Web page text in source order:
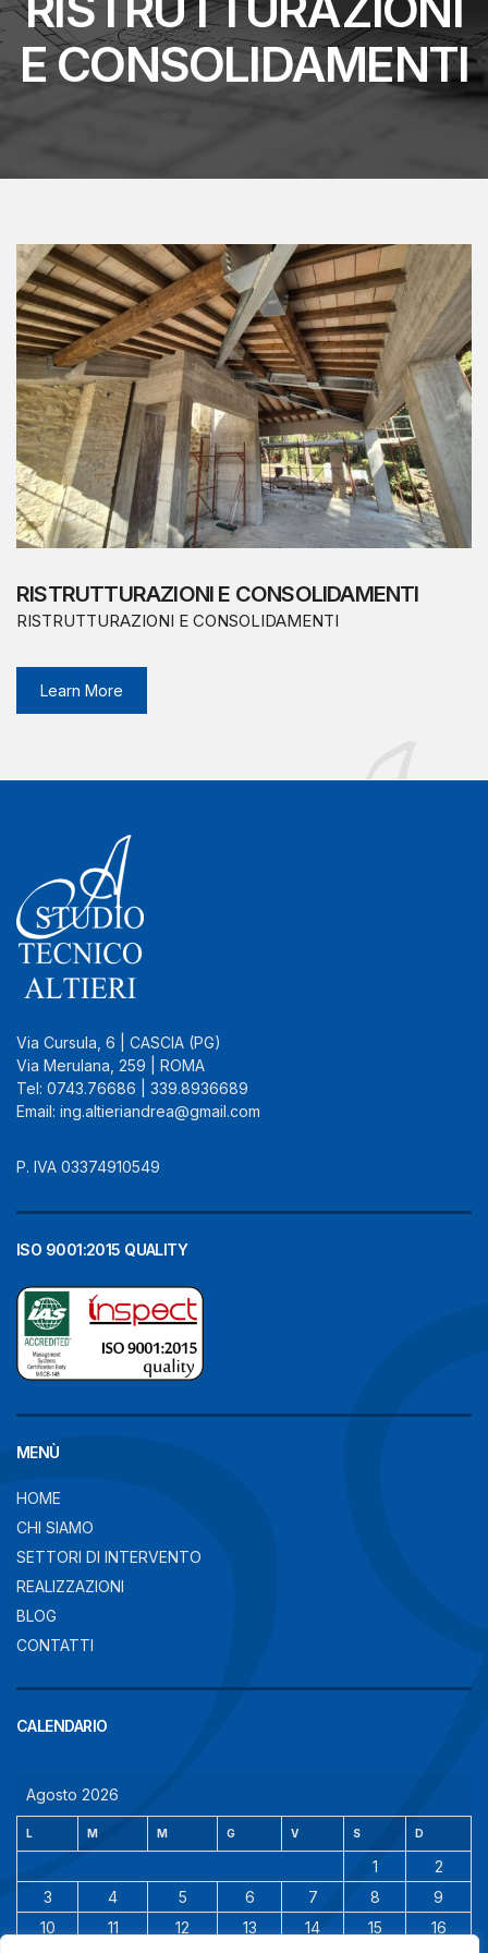
E CONSOLIDAMENTI
RISTRUTTURAZIONI E CONSOLIDAMENTI
RISTRUTTURAZIONI E CONSOLIDAMENTI
Learn More
Via Cursula, 6 | CASCIA (PG)
Via Merulana, 259 | ROMA
Tel: 0743.76686 | 339.8936689
Email: ing.altieriandrea@gmail.com
P. IVA 03374910549
ISO 9001:2015 QUALITY
MENÙ
HOME
CHI SIAMO
SETTORI DI INTERVENTO
REALIZZAZIONI
BLOG
CONTATTI
CALENDARIO
Agosto 2026
L M M G V S D
1
2
3
4 5 6 7 8
9
10
11 12 13 14 15
16